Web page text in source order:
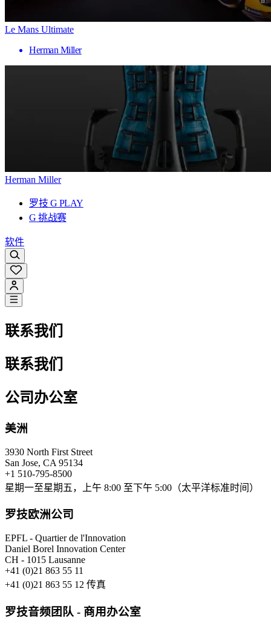
Le Mans Ultimate
Herman Miller
Herman Miller
罗技 G PLAY
G 挑战赛
软件
联系我们
联系我们
公司办公室
美洲
3930 North First Street
San Jose, CA 95134
+1 510-795-8500
星期一至星期五，上午 8:00 至下午 5:00（太平洋标准时间）
罗技欧洲公司
EPFL - Quartier de l'Innovation
Daniel Borel Innovation Center
CH - 1015 Lausanne
+41 (0)21 863 55 11
+41 (0)21 863 55 12 传真
罗技音频团队 - 商用办公室